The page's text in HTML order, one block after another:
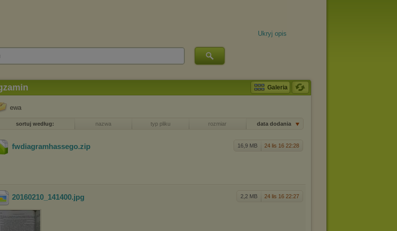
Ukryj opis
Galeria
ewa
sortuj według: nazwa typ pliku rozmiar data dodania
16,9 MB 24 lis 16 22:28
fwdiagramhassego.zip
2,2 MB 24 lis 16 22:27
20160210_141400.jpg